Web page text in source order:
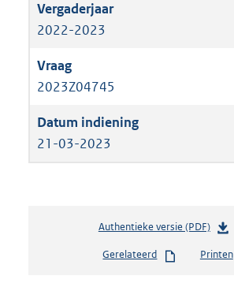
2022-2023
2023Z04745
21-03-2023
Authentieke versie (PDF)b
s
Gerelateerd Printen